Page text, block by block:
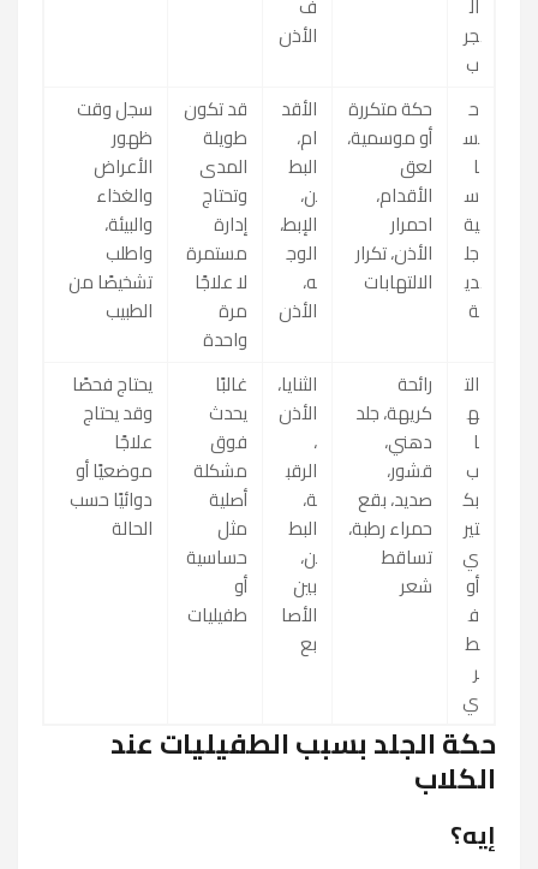
جر
ب
الأذن
ح
س
ا
س
ية
جل
دي
ة
حكة متكررة
أو موسمية،
لعق
الأقدام،
احمرار
الأذن، تكرار
الالتهابات
الأقد
ام،
البط
ن،
الإبط،
الوج
ه،
الأذن
قد تكون
طويلة
المدى
وتحتاج
إدارة
مستمرة
لا علاجًا
مرة
واحدة
سجل وقت
ظهور
الأعراض
والغذاء
والبيئة،
واطلب
تشخيصًا من
الطبيب
الت
ه
ا
ب
بك
تير
ي
أو
ف
ط
ر
ي
رائحة
كريهة، جلد
دهني،
قشور،
صديد، بقع
حمراء رطبة،
تساقط
شعر
الثنايا،
الأذن
،
الرقب
ة،
البط
ن،
بين
الأصا
بع
غالبًا
يحدث
فوق
مشكلة
أصلية
مثل
حساسية
أو
طفيليات
يحتاج فحصًا
وقد يحتاج
علاجًا
موضعيًا أو
دوائيًا حسب
الحالة
حكة الجلد بسبب الطفيليات عند
الكلاب
إيه؟